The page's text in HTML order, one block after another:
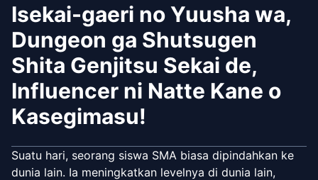
Isekai-gaeri no Yuusha wa,
Dungeon ga Shutsugen
Shita Genjitsu Sekai de,
Influencer ni Natte Kane o
Kasegimasu!
Suatu hari, seorang siswa SMA biasa dipindahkan ke
dunia lain. Ia meningkatkan levelnya di dunia lain,